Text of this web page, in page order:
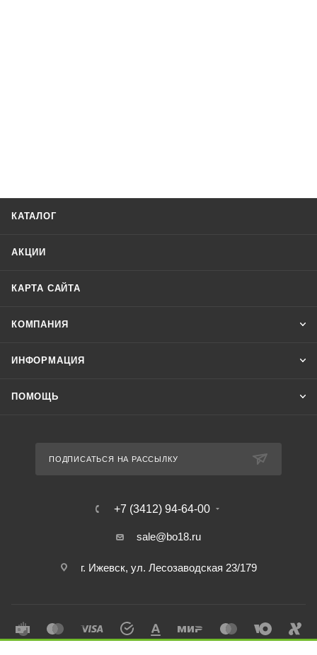
КАТАЛОГ
АКЦИИ
КАРТА САЙТА
КОМПАНИЯ
ИНФОРМАЦИЯ
ПОМОЩЬ
ПОДПИСАТЬСЯ НА РАССЫЛКУ
+7 (3412) 94-64-00
sale@bo18.ru
г. Ижевск, ул. Лесозаводская 23/179